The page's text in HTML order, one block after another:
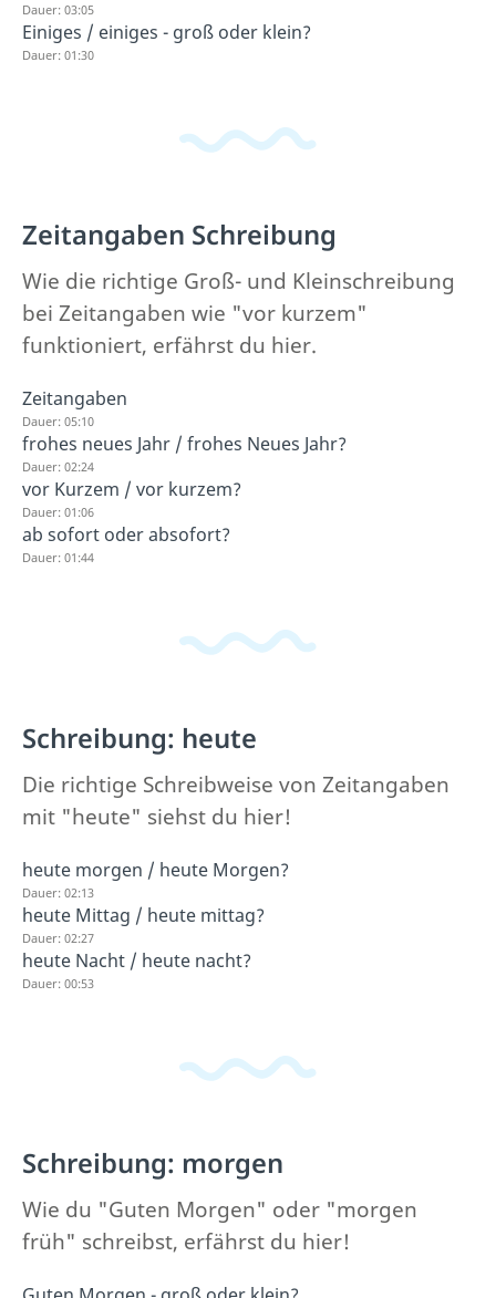
Dauer: 03:05
Einiges / einiges - groß oder klein?
Dauer: 01:30
Zeitangaben Schreibung
Wie die richtige Groß- und Kleinschreibung
bei Zeitangaben wie "vor kurzem"
funktioniert, erfährst du hier.
Zeitangaben
Dauer: 05:10
frohes neues Jahr / frohes Neues Jahr?
Dauer: 02:24
vor Kurzem / vor kurzem?
Dauer: 01:06
ab sofort oder absofort?
Dauer: 01:44
Schreibung: heute
Die richtige Schreibweise von Zeitangaben
mit "heute" siehst du hier!
heute morgen / heute Morgen?
Dauer: 02:13
heute Mittag / heute mittag?
Dauer: 02:27
heute Nacht / heute nacht?
Dauer: 00:53
Schreibung: morgen
Wie du "Guten Morgen" oder "morgen
früh" schreibst, erfährst du hier!